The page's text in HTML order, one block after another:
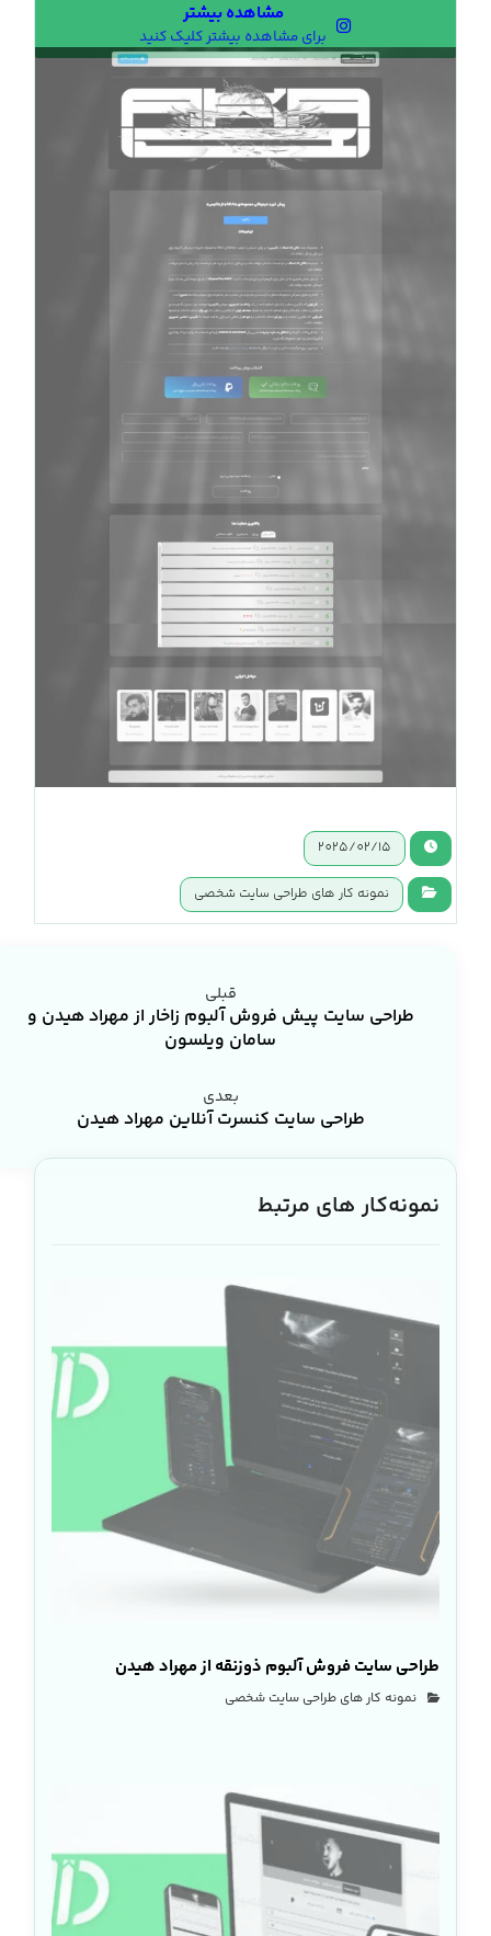
مشاهده بیشتر
برای مشاهده بیشتر کلیک کنید
2025/02/15
نمونه کار های طراحی سایت شخصی
قبلی
طراحی سایت پیش فروش آلبوم زاخار از مهراد هیدن و
سامان ویلسون
بعدی
طراحی سایت کنسرت آنلاین مهراد هیدن
نمونه‌کار های مرتبط
طراحی سایت فروش آلبوم ذوزنقه از مهراد هیدن
نمونه کار های طراحی سایت شخصی